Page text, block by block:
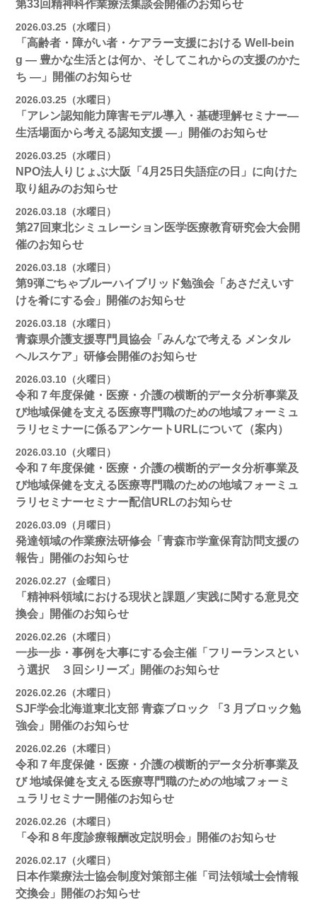
第33回精神科作業療法集談会開催のお知らせ
2026.03.25（水曜日）
「高齢者・障がい者・ケアラー支援における Well-bein
g ― 豊かな生活とは何か、そしてこれからの支援のかた
ち ―」開催のお知らせ
2026.03.25（水曜日）
「アレン認知能力障害モデル導入・基礎理解セミナー―
生活場面から考える認知支援 ―」開催のお知らせ
2026.03.25（水曜日）
NPO法人りじょぶ大阪「4月25日失語症の日」に向けた
取り組みのお知らせ
2026.03.18（水曜日）
第27回東北シミュレーション医学医療教育研究会大会開
催のお知らせ
2026.03.18（水曜日）
第9弾ごちゃブルーハイブリッド勉強会「あさだえいす
けを肴にする会」開催のお知らせ
2026.03.18（水曜日）
青森県介護支援専門員協会「みんなで考える メンタル
ヘルスケア」研修会開催のお知らせ
2026.03.10（火曜日）
令和７年度保健・医療・介護の横断的データ分析事業及
び地域保健を支える医療専門職のための地域フォーミュ
ラリセミナーに係るアンケートURLについて（案内）
2026.03.10（火曜日）
令和７年度保健・医療・介護の横断的データ分析事業及
び地域保健を支える医療専門職のための地域フォーミュ
ラリセミナーセミナー配信URLのお知らせ
2026.03.09（月曜日）
発達領域の作業療法研修会「青森市学童保育訪問支援の
報告」開催のお知らせ
2026.02.27（金曜日）
「精神科領域における現状と課題／実践に関する意見交
換会」開催のお知らせ
2026.02.26（木曜日）
一歩一歩・事例を大事にする会主催「フリーランスとい
う選択 ３回シリーズ」開催のお知らせ
2026.02.26（木曜日）
SJF学会北海道東北支部 ⻘森ブロック 「3 月ブロック勉
強会」開催のお知らせ
2026.02.26（木曜日）
令和７年度保健・医療・介護の横断的データ分析事業及
び 地域保健を支える医療専門職のための地域フォーミ
ュラリセミナー開催のお知らせ
2026.02.26（木曜日）
「令和８年度診療報酬改定説明会」開催のお知らせ
2026.02.17（火曜日）
日本作業療法士協会制度対策部主催「司法領域士会情報
交換会」開催のお知らせ